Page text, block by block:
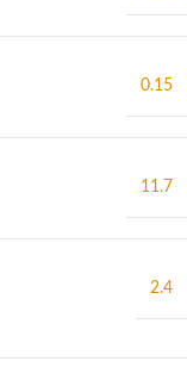
0.15
11.7
2.4